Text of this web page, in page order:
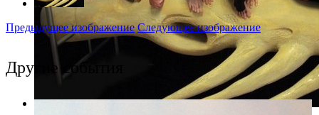
Предыдущее изображение Следующее изображение
Другие события